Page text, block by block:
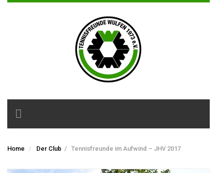
Toggle
navigation
Home Der Club / Tennisfreunde im Aufwind – JHV 2017